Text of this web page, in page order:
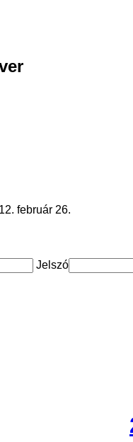
február 26.
Jelszó